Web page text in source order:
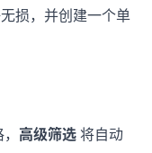
损，并创建一个单
高级筛选将自动